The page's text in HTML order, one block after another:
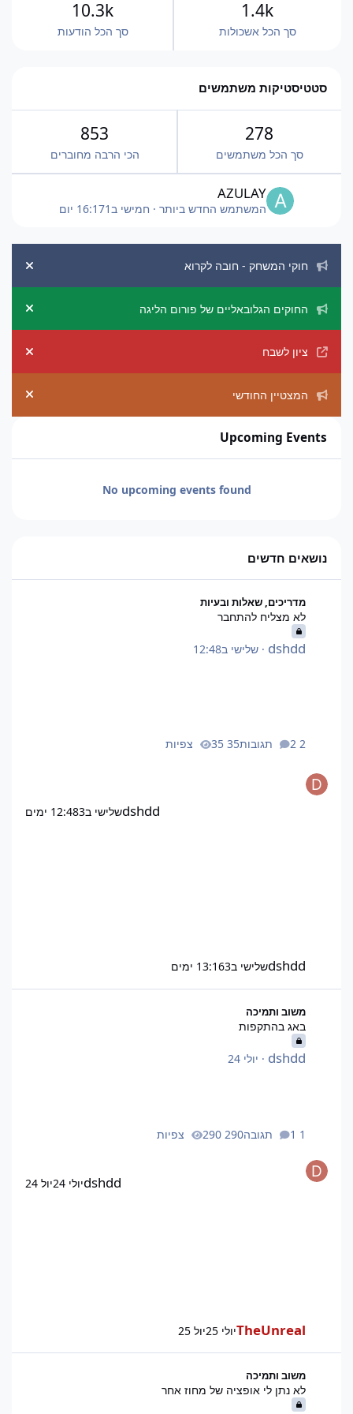
סך הכל אשכולות
1.4k
סך הכל הודעות
10.3k
סטטיסטיקות משתמשים
278
סך הכל משתמשים
853
הכי הרבה מחוברים
AZULAY
המשתמש החדש ביותר · חמישי ב16:171 יום
חוקי המשחק - חובה לקרוא
החוקים הגלובאליים של פורום הליגה
ציון לשבח
המצטיין החודשי
Upcoming Events
No upcoming events found
נושאים חדשים
מדריכים, שאלות ובעיות
לא מצליח להתחבר
dshdd
· שלישי ב12:48
2 תגובות 35 צפיות
dshddשלישי ב12:483 ימים
dshddשלישי ב13:163 ימים
משוב ותמיכה
באג בהתקפות
dshdd
· יולי 24
1 תגובה 290 צפיות
dshddיולי 24 יול 24
TheUnrealיולי 25 יול 25
משוב ותמיכה
לא נתן לי אופציה של מחוז אחר